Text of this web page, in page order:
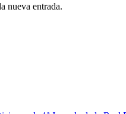
nueva entrada.